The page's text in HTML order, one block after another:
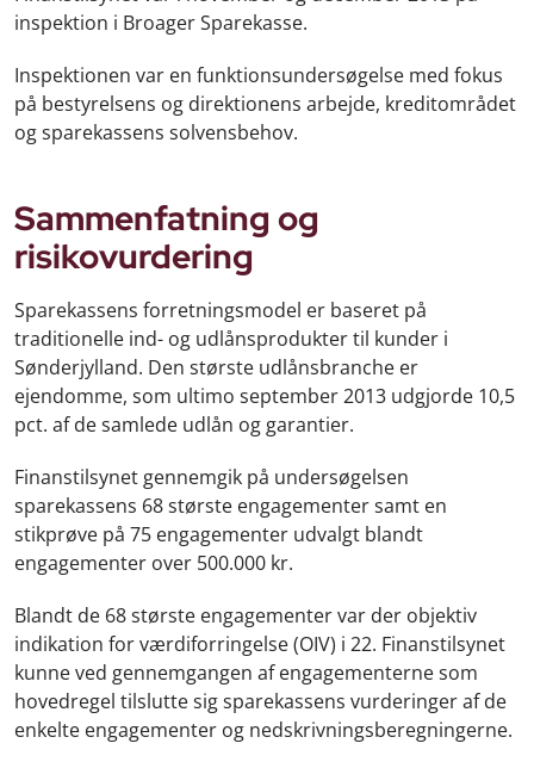
inspektion i Broager Sparekasse.
Inspektionen var en funktionsundersøgelse med fokus
på bestyrelsens og direktionens arbejde, kreditområdet
og sparekassens solvensbehov.
Sammenfatning og
risikovurdering
Sparekassens forretningsmodel er baseret på
traditionelle ind- og udlånsprodukter til kunder i
Sønderjylland. Den største udlånsbranche er
ejendomme, som ultimo september 2013 udgjorde 10,5
pct. af de samlede udlån og garantier.
Finanstilsynet gennemgik på undersøgelsen
sparekassens 68 største engagementer samt en
stikprøve på 75 engagementer udvalgt blandt
engagementer over 500.000 kr.
Blandt de 68 største engagementer var der objektiv
indikation for værdiforringelse (OIV) i 22. Finanstilsynet
kunne ved gennemgangen af engagementerne som
hovedregel tilslutte sig sparekassens vurderinger af de
enkelte engagementer og nedskrivningsberegningerne.